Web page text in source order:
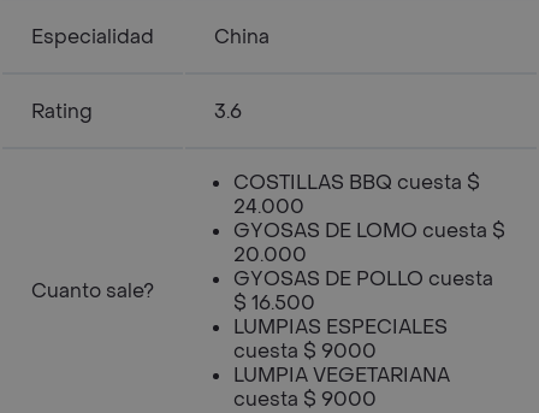
Especialidad China
Rating 3.6
Cuanto sale?
COSTILLAS BBQ cuesta $
24.000
GYOSAS DE LOMO cuesta $
20.000
GYOSAS DE POLLO cuesta
$ 16.500
LUMPIAS ESPECIALES
cuesta $ 9000
LUMPIA VEGETARIANA
cuesta $ 9000